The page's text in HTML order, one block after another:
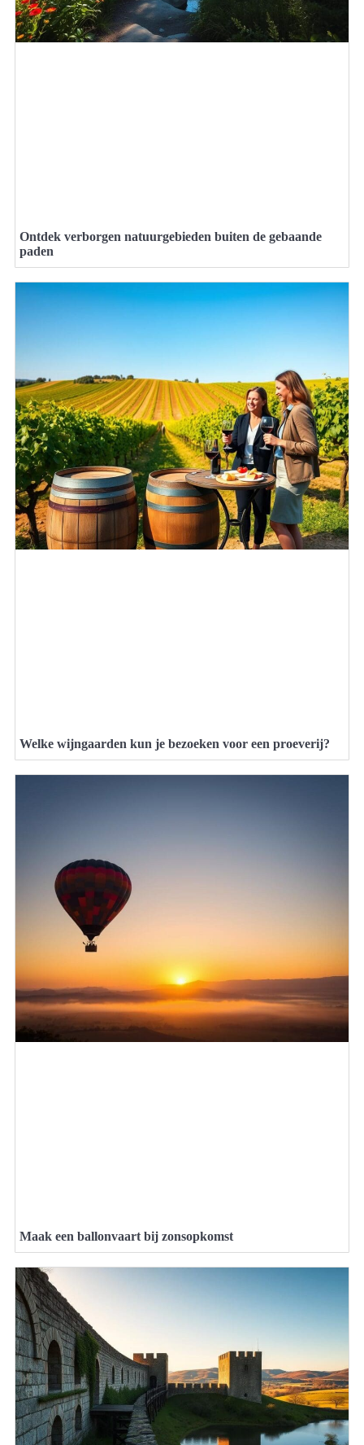
Ontdek verborgen natuurgebieden buiten de gebaande
paden
Welke wijngaarden kun je bezoeken voor een proeverij?
Maak een ballonvaart bij zonsopkomst